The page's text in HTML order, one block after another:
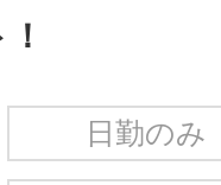
日勤のみ